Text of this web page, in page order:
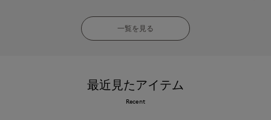
一覧を見る
最近見たアイテム
Recent